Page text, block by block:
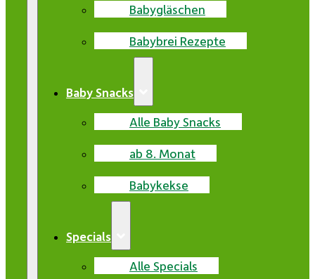
Babygläschen
Babybrei Rezepte
Baby Snacks
Alle Baby Snacks
ab 8. Monat
Babykekse
Specials
Alle Specials